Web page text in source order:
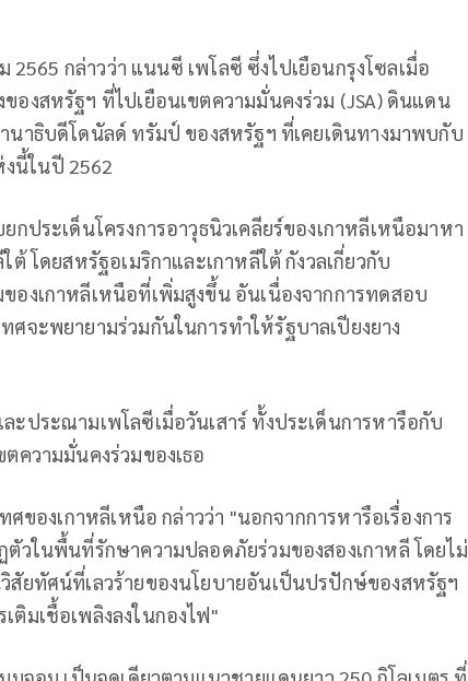
2565 กล่าวว่า แนนซี เพโลซี ซึ่งไปเยือนกรุงโซลเมื่อ
องสหรัฐฯ ที่ไปเยือนเขตความมั่นคงร่วม (JSA) ดินแดน
นาธิบดีโดนัลด์ ทรัมป์ ของสหรัฐฯ ที่เคยเดินทางมาพบกับ
นี้ในปี 2562
กประเด็นโครงการอาวุธนิวเคลียร์ของเกาหลีเหนือมาหา
โดยสหรัฐอเมริกาและเกาหลีใต้ กังวลเกี่ยวกับ
องเกาหลีเหนือที่เพิ่มสูงขึ้น อันเนื่องจากการทดสอบ
จะพยายามร่วมกันในการทำให้รัฐบาลเปียงยาง
ะประณามเพโลซีเมื่อวันเสาร์ ทั้งประเด็นการหารือกับ
ความมั่นคงร่วมของเธอ
ของเกาหลีเหนือ กล่าวว่า "นอกจากการหารือเรื่องการ
ตัวในพื้นที่รักษาความปลอดภัยร่วมของสองเกาหลี โดยไม่
สัยทัศน์ที่เลวร้ายของนโยบายอันเป็นปรปักษ์ของสหรัฐฯ
ติมเชื้อเพลิงลงในกองไฟ"